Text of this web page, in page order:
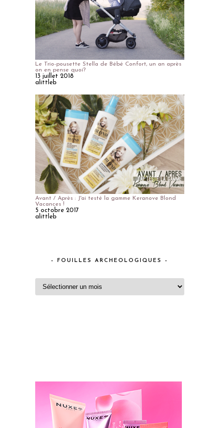
Le Trio-pousette Stella de Bébé Confort, un an après
on en pense quoi?
13 juillet 2018
alittleb
Avant / Après : J'ai testé la gamme Keranove Blond
Vacances !
5 octobre 2017
alittleb
– FOUILLES ARCHEOLOGIQUES –